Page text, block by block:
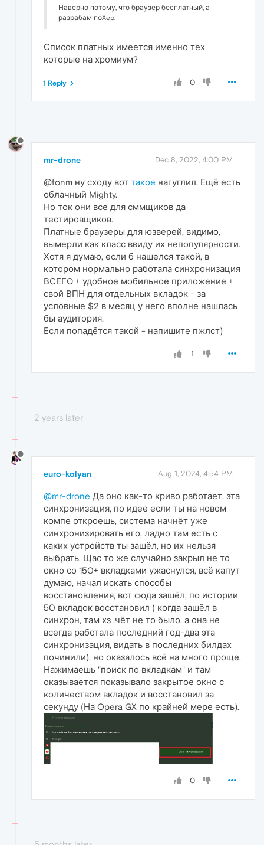
Наверно потому, что браузер бесплатный, а
разрабам поXep.
Список платных имеется именно тех
которые на хромиум?
0
1 Reply
mr-drone Dec 8, 2022, 4:00 PM
@fonm ну сходу вот такое нагуглил. Ещё есть
облачный Mighty.
Но ток они все для сммщиков да
тестировщиков.
Платные браузеры для юзверей, видимо,
вымерли как класс ввиду их непопулярности.
Хотя я думаю, если б нашелся такой, в
котором нормально работала синхронизация
ВСЕГО + удобное мобильное приложение +
свой ВПН для отдельных вкладок - за
условные $2 в месяц у него вполне нашлась
бы аудитория.
Если попадётся такой - напишите пжлст)
1
2 years later
euro-kolyan Aug 1, 2024, 4:54 PM
@mr-drone Да оно как-то криво работает, эта
синхронизация, по идее если ты на новом
компе откроешь, система начнёт уже
синхронизировать его, ладно там есть с
каких устройств ты зашёл, но их нельзя
выбрать. Щас то же случайно закрыл не то
окно со 150+ вкладками ужаснулся, всё капут
думаю, начал искать способы
восстановления, вот сюда зашёл, по истории
50 вкладок восстановил ( когда зашёл в
синхрон, там хз ,чёт не то было. а она не
всегда работала последний год-два эта
синхронизация, видать в последних билдах
починили), но оказалось всё на много проще.
Нажимаешь "поиск по вкладкам" и там
оказывается показывало закрытое окно с
количеством вкладок и восстановил за
секунду (На Opera GX по крайней мере есть).
0